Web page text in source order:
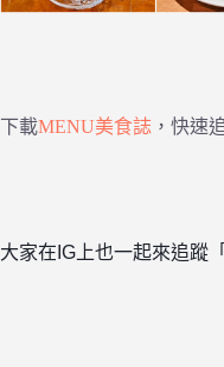
下載MENU美食誌 ，快速
大家在IG上也一起來追蹤「